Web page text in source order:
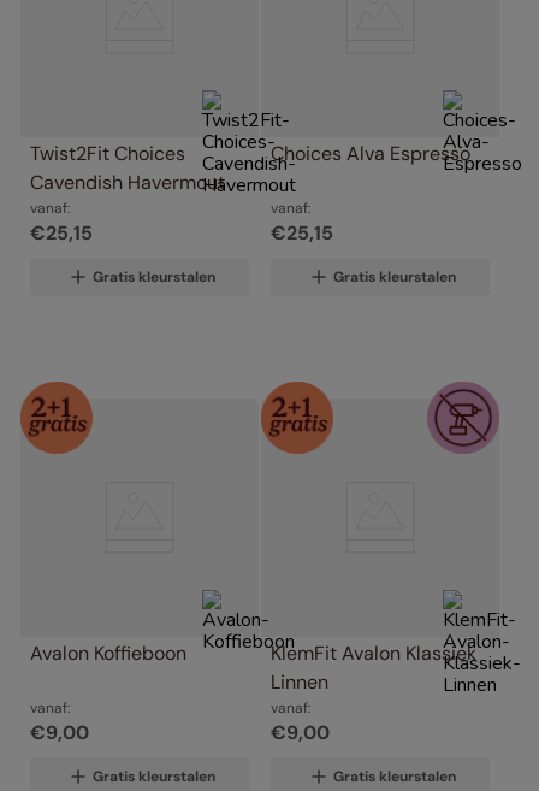
Twist2Fit Choices
Cavendish Havermout
vanaf:
€25,15
Gratis kleurstalen
Choices Alva Espresso
vanaf:
€25,15
Gratis kleurstalen
Avalon Koffieboon
vanaf:
€9,00
Gratis kleurstalen
KlemFit Avalon Klassiek
Linnen
vanaf:
€9,00
Gratis kleurstalen